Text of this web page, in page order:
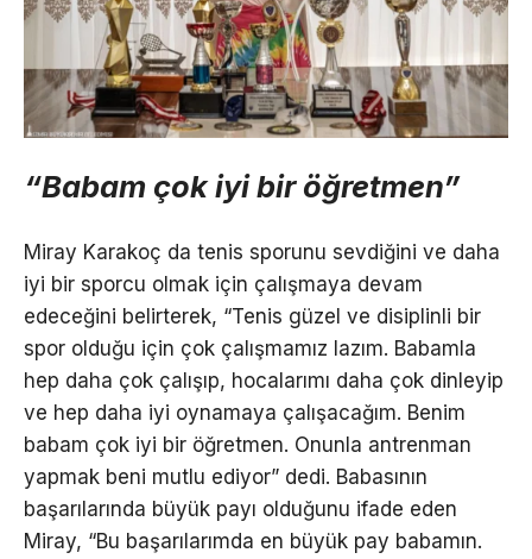
“Babam çok iyi bir öğretmen”
Miray Karakoç da tenis sporunu sevdiğini ve daha
iyi bir sporcu olmak için çalışmaya devam
edeceğini belirterek, “Tenis güzel ve disiplinli bir
spor olduğu için çok çalışmamız lazım. Babamla
hep daha çok çalışıp, hocalarımı daha çok dinleyip
ve hep daha iyi oynamaya çalışacağım. Benim
babam çok iyi bir öğretmen. Onunla antrenman
yapmak beni mutlu ediyor” dedi. Babasının
başarılarında büyük payı olduğunu ifade eden
Miray, “Bu başarılarımda en büyük pay babamın.